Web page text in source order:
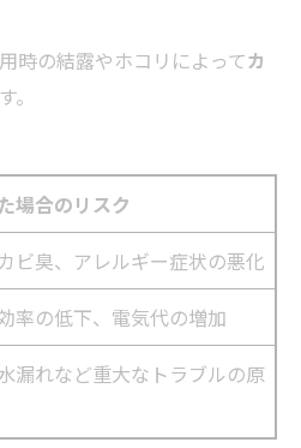
時の結露やホコリによってカ
。
場合のリスク
ビ臭、アレルギー症状の悪化
率の低下、電気代の増加
漏れなど重大なトラブルの原